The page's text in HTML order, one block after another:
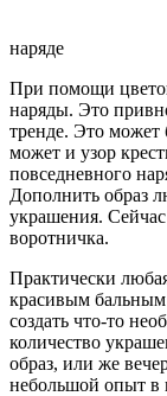
наряде
При помощи
наряды. Это
тренде. Это может
может и узор
повседневного
Дополнить образ
украшения.
воротничка.
Практически
красивым
создать что-то
количество
образ, или же
небольшой опыт в